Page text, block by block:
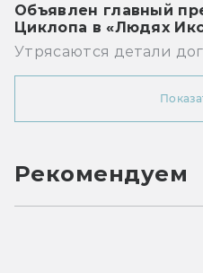
Объявлен главный
Циклопа в «Людях
Утрясаются детали
Рекомендуем